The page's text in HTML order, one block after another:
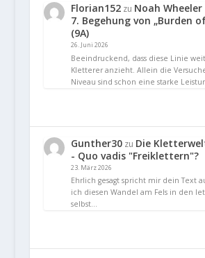
Florian152zu Noah
7. Begehung von „Burden
(9A)
26. Juni 2026
Beeindruckend, dass diese Linie
Kletterer anzieht. Allein die
Niveau sind schon eine starke
Gunther30zu Die
- Quo vadis "Freiklettern"?
23. März 2026
Ehrlich gesagt spricht mir dein Text
ich diesen Wandel am Fels in den
selbst…